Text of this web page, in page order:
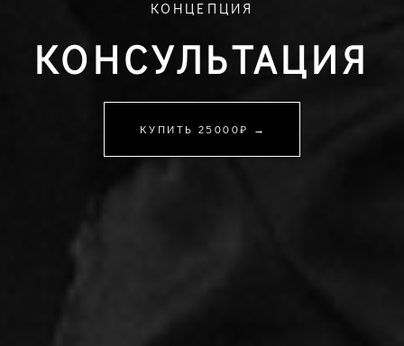
КОНЦЕПЦИЯ
КОНСУЛЬТАЦИЯ
КУПИТЬ 25000₽ →